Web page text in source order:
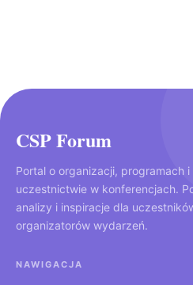
CSP Forum
Portal o organizacji, programach i
uczestnictwie w konferencjach.
analizy i inspiracje dla
organizatorów wydarzeń.
NAWIGACJA